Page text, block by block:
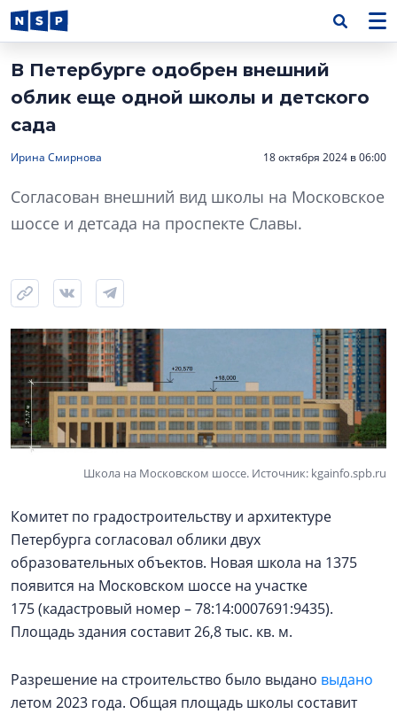
В Петербурге одобрен внешний
облик еще одной школы и детского
сада
Ирина Смирнова 18 октября 2024 в 06:00
Согласован внешний вид школы на Московское
шоссе и детсада на проспекте Славы.
Школа на Московском шоссе. Источник: kgainfo.spb.ru
Комитет по градостроительству и архитектуре
Петербурга согласовал облики двух
образовательных объектов. Новая школа на 1375
появится на Московском шоссе на участке
175 (кадастровый номер – 78:14:0007691:9435).
Площадь здания составит 26,8 тыс. кв. м.
Разрешение на строительство было выдано выдано
летом 2023 года. Общая площадь школы составит